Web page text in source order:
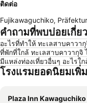
ติดต่อ
Fujikawaguchiko,
คำถามที่พบบ่อยเกี่ย
อะไรที่ทำให้ ทะเลสาบคาวา
ที่พักที่ใกล้ ทะเลสาบคาวากุจิ
มีแหล่งท่องเที่ยวอื่นๆ อะไรใ
โรงแรมยอดนิยมเพิ่
Plaza Inn Kawaguchiko